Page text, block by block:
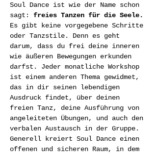
Soul Dance ist wie der Name schon
sagt:
freies Tanzen für die Seele.
Es gibt keine vorgegebene Schritte
oder Tanzstile. Denn es geht
darum, dass du frei deine inneren
wie äußeren Bewegungen erkunden
darfst. Jeder monatliche Workshop
ist einem anderen Thema gewidmet,
das in dir seinen lebendigen
Ausdruck findet, über deinen
freien Tanz, deine Ausführung von
angeleiteten Übungen, und auch den
verbalen Austausch in der Gruppe.
Generell kreiert Soul Dance einen
offenen und sicheren Raum, in dem